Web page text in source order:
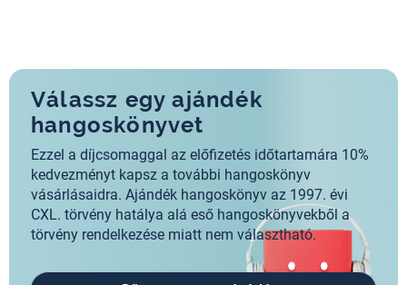
Válassz egy ajándék
hangoskönyvet
Ezzel a díjcsomaggal az előfizetés időtartamára 10%
kedvezményt kapsz a további hangoskönyv
vásárlásaidra. Ajándék hangoskönyv az 1997. évi
CXL. törvény hatálya alá eső hangoskönyvekből a
törvény rendelkezése miatt nem választható.